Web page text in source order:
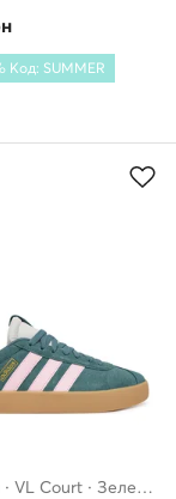
Код: SUMMER
Снікерcи · VL Court · Зелений